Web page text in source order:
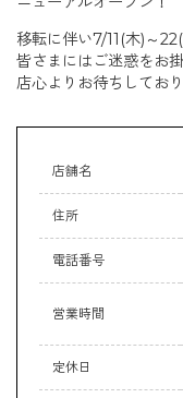
移転に伴い7/11(木)～
皆さまにはご迷惑をお
店心よりお待ちしており
店舗名
住所
電話番号
営業時間
定休日